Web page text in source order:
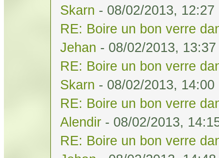
Skarn - 08/02/2013, 12:27
RE: Boire un bon verre
Jehan - 08/02/2013, 13:37
RE: Boire un bon verre
Skarn - 08/02/2013, 14:00
RE: Boire un bon verre
Alendir - 08/02/2013,
RE: Boire un bon verre